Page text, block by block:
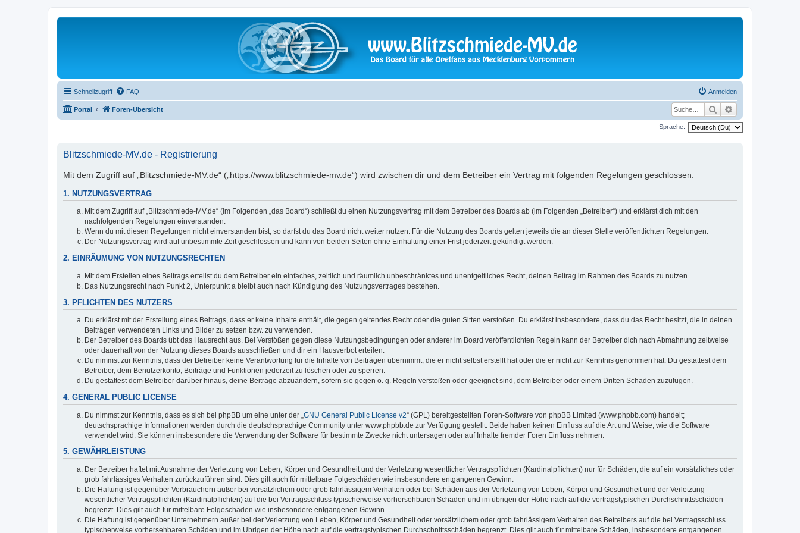
Schnellzugriff FAQ Anmelden
Portal Foren-Übersicht Suche
Sprache:
Blitzschmiede-MV.de - Registrierung
Mit dem Zugriff auf „Blitzschmiede-MV.de“ („https://www.blitzschmiede-mv.de“) wird zwischen dir und dem Betreiber ein Vertrag mit folgenden Regelungen geschlossen:
1. NUTZUNGSVERTRAG
Mit dem Zugriff auf „Blitzschmiede-MV.de“ (im Folgenden „das Board“) schließt du einen Nutzungsvertrag mit dem Betreiber des Boards ab (im Folgenden „Betreiber“) und erklärst dich mit den
nachfolgenden Regelungen einverstanden.
Wenn du mit diesen Regelungen nicht einverstanden bist, so darfst du das Board nicht weiter nutzen. Für die Nutzung des Boards gelten jeweils die an dieser Stelle veröffentlichten Regelungen.
Der Nutzungsvertrag wird auf unbestimmte Zeit geschlossen und kann von beiden Seiten ohne Einhaltung einer Frist jederzeit gekündigt werden.
2. EINRÄUMUNG VON NUTZUNGSRECHTEN
Mit dem Erstellen eines Beitrags erteilst du dem Betreiber ein einfaches, zeitlich und räumlich unbeschränktes und unentgeltliches Recht, deinen Beitrag im Rahmen des Boards zu nutzen.
Das Nutzungsrecht nach Punkt 2, Unterpunkt a bleibt auch nach Kündigung des Nutzungsvertrages bestehen.
3. PFLICHTEN DES NUTZERS
Du erklärst mit der Erstellung eines Beitrags, dass er keine Inhalte enthält, die gegen geltendes Recht oder die guten Sitten verstoßen. Du erklärst insbesondere, dass du das Recht besitzt, die in deinen
Beiträgen verwendeten Links und Bilder zu setzen bzw. zu verwenden.
Der Betreiber des Boards übt das Hausrecht aus. Bei Verstößen gegen diese Nutzungsbedingungen oder anderer im Board veröffentlichten Regeln kann der Betreiber dich nach Abmahnung zeitweise
oder dauerhaft von der Nutzung dieses Boards ausschließen und dir ein Hausverbot erteilen.
Du nimmst zur Kenntnis, dass der Betreiber keine Verantwortung für die Inhalte von Beiträgen übernimmt, die er nicht selbst erstellt hat oder die er nicht zur Kenntnis genommen hat. Du gestattest dem
Betreiber, dein Benutzerkonto, Beiträge und Funktionen jederzeit zu löschen oder zu sperren.
Du gestattest dem Betreiber darüber hinaus, deine Beiträge abzuändern, sofern sie gegen o. g. Regeln verstoßen oder geeignet sind, dem Betreiber oder einem Dritten Schaden zuzufügen.
4. GENERAL PUBLIC LICENSE
Du nimmst zur Kenntnis, dass es sich bei phpBB um eine unter der „ GNU General Public License v2“ (GPL) bereitgestellten Foren-Software von phpBB Limited (www.phpbb.com) handelt;
deutschsprachige Informationen werden durch die deutschsprachige Community unter www.phpbb.de zur Verfügung gestellt. Beide haben keinen Einfluss auf die Art und Weise, wie die Software
verwendet wird. Sie können insbesondere die Verwendung der Software für bestimmte Zwecke nicht untersagen oder auf Inhalte fremder Foren Einfluss nehmen.
5. GEWÄHRLEISTUNG
Der Betreiber haftet mit Ausnahme der Verletzung von Leben, Körper und Gesundheit und der Verletzung wesentlicher Vertragspflichten (Kardinalpflichten) nur für Schäden, die auf ein vorsätzliches oder
grob fahrlässiges Verhalten zurückzuführen sind. Dies gilt auch für mittelbare Folgeschäden wie insbesondere entgangenen Gewinn.
Die Haftung ist gegenüber Verbrauchern außer bei vorsätzlichem oder grob fahrlässigem Verhalten oder bei Schäden aus der Verletzung von Leben, Körper und Gesundheit und der Verletzung
wesentlicher Vertragspflichten (Kardinalpflichten) auf die bei Vertragsschluss typischerweise vorhersehbaren Schäden und im übrigen der Höhe nach auf die vertragstypischen Durchschnittsschäden
begrenzt. Dies gilt auch für mittelbare Folgeschäden wie insbesondere entgangenen Gewinn.
Die Haftung ist gegenüber Unternehmern außer bei der Verletzung von Leben, Körper und Gesundheit oder vorsätzlichem oder grob fahrlässigem Verhalten des Betreibers auf die bei Vertragsschluss
typischerweise vorhersehbaren Schäden und im Übrigen der Höhe nach auf die vertragstypischen Durchschnittsschäden begrenzt. Dies gilt auch für mittelbare Schäden, insbesondere entgangenen